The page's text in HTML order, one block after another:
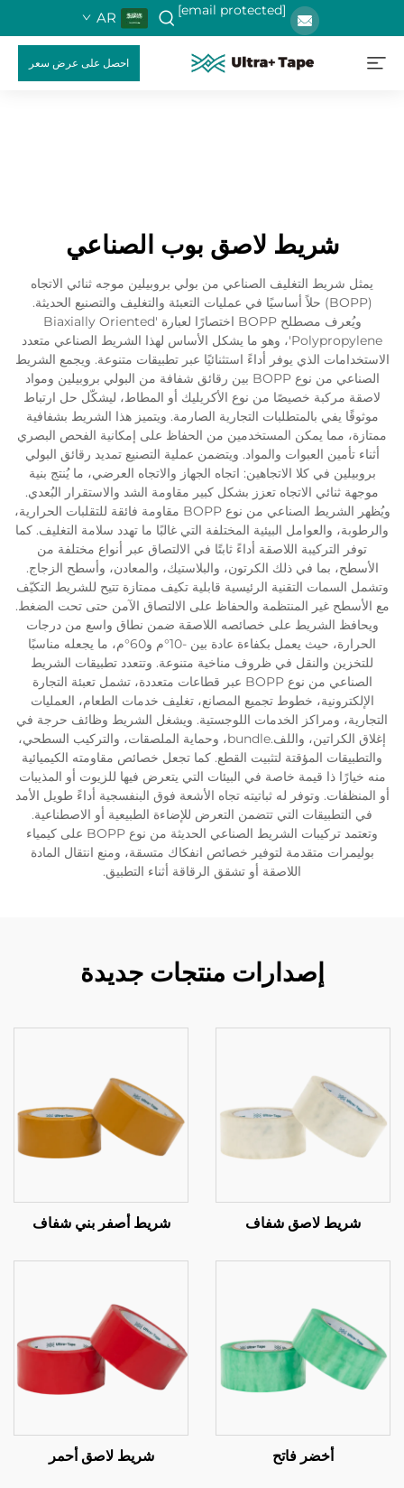
[email protected]
AR
احصل على عرض سعر
شريط لاصق بوب الصناعي
يمثل شريط التغليف الصناعي من بولي بروبيلين موجه ثنائي الاتجاه
(BOPP) حلاً أساسيًا في عمليات التعبئة والتغليف والتصنيع الحديثة.
ويُعرف مصطلح BOPP اختصارًا لعبارة 'Biaxially Oriented
Polypropylene'، وهو ما يشكل الأساس لهذا الشريط الصناعي متعدد
الاستخدامات الذي يوفر أداءً استثنائيًا عبر تطبيقات متنوعة. ويجمع الشريط
الصناعي من نوع BOPP بين رقائق شفافة من البولي بروبيلين ومواد
لاصقة مركبة خصيصًا من نوع الأكريليك أو المطاط، ليشكّل حل ارتباط
موثوقًا يفي بالمتطلبات التجارية الصارمة. ويتميز هذا الشريط بشفافية
ممتازة، مما يمكن المستخدمين من الحفاظ على إمكانية الفحص البصري
أثناء تأمين العبوات والمواد. ويتضمن عملية التصنيع تمديد رقائق البولي
بروبيلين في كلا الاتجاهين: اتجاه الجهاز والاتجاه العرضي، ما يُنتج بنية
موجهة ثنائي الاتجاه تعزز بشكل كبير مقاومة الشد والاستقرار البُعدي.
ويُظهر الشريط الصناعي من نوع BOPP مقاومة فائقة للتقلبات الحرارية،
والرطوبة، والعوامل البيئية المختلفة التي غالبًا ما تهدد سلامة التغليف. كما
توفر التركيبة اللاصقة أداءً ثابتًا في الالتصاق عبر أنواع مختلفة من
الأسطح، بما في ذلك الكرتون، والبلاستيك، والمعادن، وأسطح الزجاج.
وتشمل السمات التقنية الرئيسية قابلية تكيف ممتازة تتيح للشريط التكيّف
مع الأسطح غير المنتظمة والحفاظ على الالتصاق الآمن حتى تحت الضغط.
ويحافظ الشريط على خصائصه اللاصقة ضمن نطاق واسع من درجات
الحرارة، حيث يعمل بكفاءة عادة بين -10°م و60°م، ما يجعله مناسبًا
للتخزين والنقل في ظروف مناخية متنوعة. وتتعدد تطبيقات الشريط
الصناعي من نوع BOPP عبر قطاعات متعددة، تشمل تعبئة التجارة
الإلكترونية، خطوط تجميع المصانع، تغليف خدمات الطعام، العمليات
التجارية، ومراكز الخدمات اللوجستية. ويشغل الشريط وظائف حرجة في
إغلاق الكراتين، واللف.bundle، وحماية الملصقات، والتركيب السطحي،
والتطبيقات المؤقتة لتثبيت القطع. كما تجعل خصائص مقاومته الكيميائية
منه خيارًا ذا قيمة خاصة في البيئات التي يتعرض فيها للزيوت أو المذيبات
أو المنظفات. وتوفر له ثباتيته تجاه الأشعة فوق البنفسجية أداءً طويل الأمد
في التطبيقات التي تتضمن التعرض للإضاءة الطبيعية أو الاصطناعية.
وتعتمد تركيبات الشريط الصناعي الحديثة من نوع BOPP على كيمياء
بوليمرات متقدمة لتوفير خصائص انفكاك متسقة، ومنع انتقال المادة
اللاصقة أو تشقق الرقاقة أثناء التطبيق.
إصدارات منتجات جديدة
شريط لاصق شفاف شريط أصفر بني شفاف
أخضر فاتح شريط لاصق أحمر